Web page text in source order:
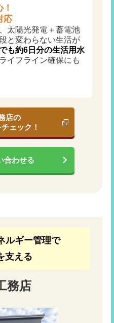
応
太陽光発電＋蓄電池
と変わらない生活が
も約6日分の生活用水
イフライン確保にも
店の
ェック！
合わせる
ルギー管理で
支える
務店